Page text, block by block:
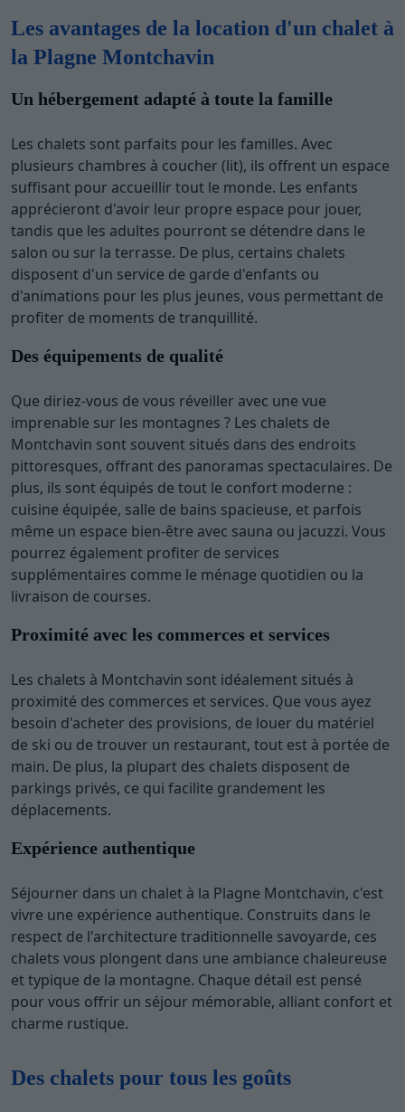
Les avantages de la location d'un chalet à
la Plagne Montchavin
Un hébergement adapté à toute la famille
Les chalets sont parfaits pour les familles. Avec
plusieurs chambres à coucher (lit), ils offrent un espace
suffisant pour accueillir tout le monde. Les enfants
apprécieront d'avoir leur propre espace pour jouer,
tandis que les adultes pourront se détendre dans le
salon ou sur la terrasse. De plus, certains chalets
disposent d'un service de garde d'enfants ou
d'animations pour les plus jeunes, vous permettant de
profiter de moments de tranquillité.
Des équipements de qualité
Que diriez-vous de vous réveiller avec une vue
imprenable sur les montagnes ? Les chalets de
Montchavin sont souvent situés dans des endroits
pittoresques, offrant des panoramas spectaculaires. De
plus, ils sont équipés de tout le confort moderne :
cuisine équipée, salle de bains spacieuse, et parfois
même un espace bien-être avec sauna ou jacuzzi. Vous
pourrez également profiter de services
supplémentaires comme le ménage quotidien ou la
livraison de courses.
Proximité avec les commerces et services
Les chalets à Montchavin sont idéalement situés à
proximité des commerces et services. Que vous ayez
besoin d'acheter des provisions, de louer du matériel
de ski ou de trouver un restaurant, tout est à portée de
main. De plus, la plupart des chalets disposent de
parkings privés, ce qui facilite grandement les
déplacements.
Expérience authentique
Séjourner dans un chalet à la Plagne Montchavin, c'est
vivre une expérience authentique. Construits dans le
respect de l'architecture traditionnelle savoyarde, ces
chalets vous plongent dans une ambiance chaleureuse
et typique de la montagne. Chaque détail est pensé
pour vous offrir un séjour mémorable, alliant confort et
charme rustique.
Des chalets pour tous les goûts